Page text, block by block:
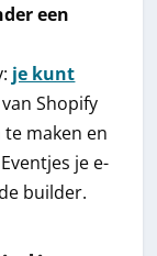
een
je kunt
van Shopify
maken en
je e-
builder.